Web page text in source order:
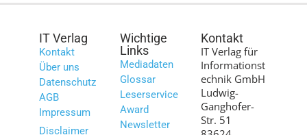
IT Verlag
Kontakt
Über uns
Datenschutz
AGB
Impressum
Disclaimer
Wichtige
Links
Mediadaten
Glossar
Leserservice
Award
Newsletter
Kontakt
IT Verlag für
Informationst
echnik GmbH
Ludwig-
Ganghofer-
Str. 51